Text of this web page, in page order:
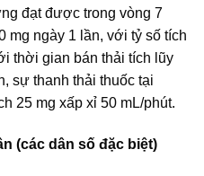
đạt được trong vòng 7
mg ngày 1 lần, với tỷ số tích
thời gian bán thải tích lũy
sự thanh thải thuốc tại
25 mg xấp xỉ 50 mL/phút.
(các dân số đặc biệt)